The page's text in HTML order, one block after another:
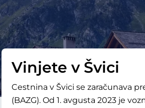
Vinjete v Švici
Cestnina v Švici se zaračunava
(BAZG). Od 1. avgusta 2023 je